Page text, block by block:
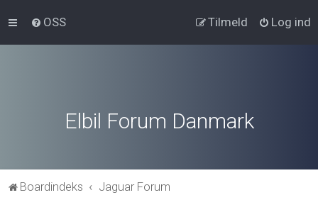
OSS Log ind
Tilmeld
Elbil Forum Danmark
Boardindeks Jaguar Forum